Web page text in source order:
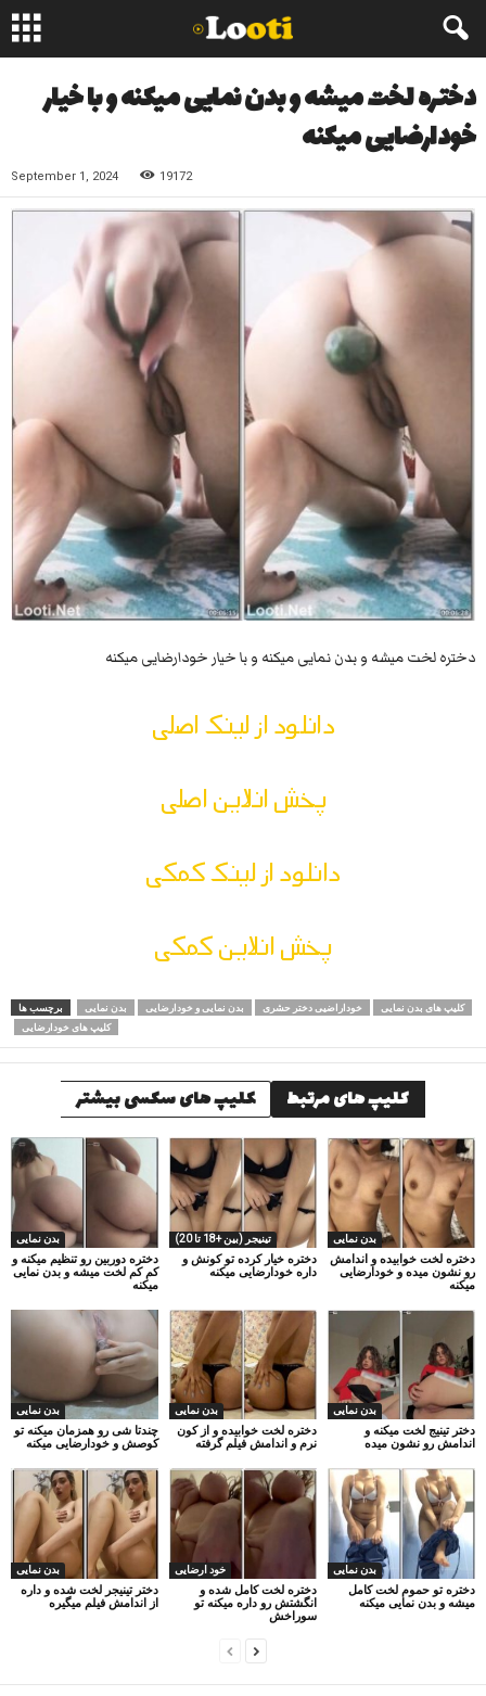
دختره لخت میشه و بدن نمایی میکنه و با خیار
خودارضایی میکنه
September 1, 2024 19172
دختره لخت میشه و بدن نمایی میکنه و با خیار خودارضایی میکنه
دانلود از لینک اصلی
پخش انلاین اصلی
دانلود از لینک کمکی
پخش انلاین کمکی
برچسب ها بدن نمایی بدن نمایی و خودارضایی خوداراضیی دختر حشری
کلیپ های بدن نمایی
کلیپ های خودارضایی
کلیپ های مرتبط کلیپ های سکسی بیشتر
بدن نمایی
دختره دوربین رو تنظیم میکنه و
کم کم لخت میشه و بدن نمایی
میکنه
تینیجر (بین +18 تا 20)
دختره خیار کرده تو کونش و
داره خودارضایی میکنه
بدن نمایی
دختره لخت خوابیده و اندامش
رو نشون میده و خودارضایی
میکنه
بدن نمایی
چندتا شی رو همزمان میکنه تو
کوصش و خودارضایی میکنه
بدن نمایی
دختره لخت خوابیده و از کون
نرم و اندامش فیلم گرفته
بدن نمایی
دختر تینیج لخت میکنه و
اندامش رو نشون میده
بدن نمایی
دختر تینیجر لخت شده و داره
از اندامش فیلم میگیره
خود ارضایی
دختره لخت کامل شده و
انگشتش رو داره میکنه تو
سوراخش
بدن نمایی
دختره تو حموم لخت کامل
میشه و بدن نمایی میکنه